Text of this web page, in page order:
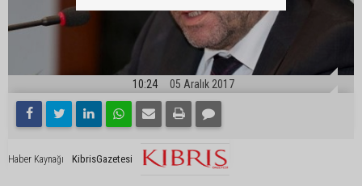
10:24 05 Aralık 2017
Haber Kaynağı KibrisGazetesi